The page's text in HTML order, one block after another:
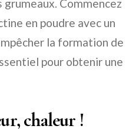
grumeaux. Commencez
en poudre avec un
la formation de
pour obtenir une
chaleur !